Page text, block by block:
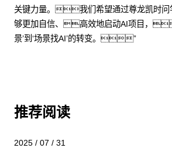
关键力量。我们希望通过尊龙凯时
够更加自信、高效地启动AI项目，
景’到‘场景找AI’的转变。”
推荐阅读
2025 / 07 / 31